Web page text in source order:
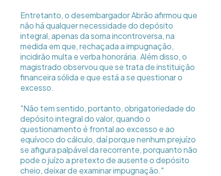
Entretanto, o desembargador Abrão afirmou que
não há qualquer necessidade do depósito
integral, apenas da soma incontroversa, na
medida em que, rechaçada a impugnação,
incidirão multa e verba honorária. Além disso, o
magistrado observou que se trata de instituição
financeira sólida e que está a se questionar o
excesso.
"Não tem sentido, portanto, obrigatoriedade do
depósito integral do valor, quando o
questionamento é frontal ao excesso e ao
equívoco do cálculo, daí porque nenhum prejuízo
se afigura palpável da recorrente, porquanto não
pode o juízo a pretexto de ausente o depósito
cheio, deixar de examinar impugnação."